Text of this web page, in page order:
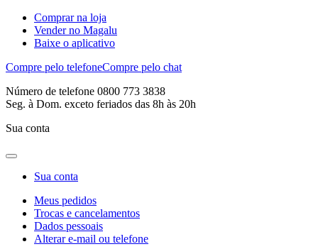
Comprar na loja
Vender no Magalu
Baixe o aplicativo
Compre pelo telefoneCompre pelo chat
Número de telefone 0800 773 3838
Seg. à Dom. exceto feriados das 8h às 20h
Sua conta
Sua conta
Meus pedidos
Trocas e cancelamentos
Dados pessoais
Alterar e-mail ou telefone